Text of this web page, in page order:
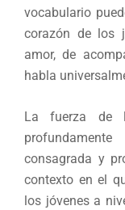
vocabulario
corazón de los
amor, de
habla
La fuerza de
consagrada y
contexto en el
los jóvenes a